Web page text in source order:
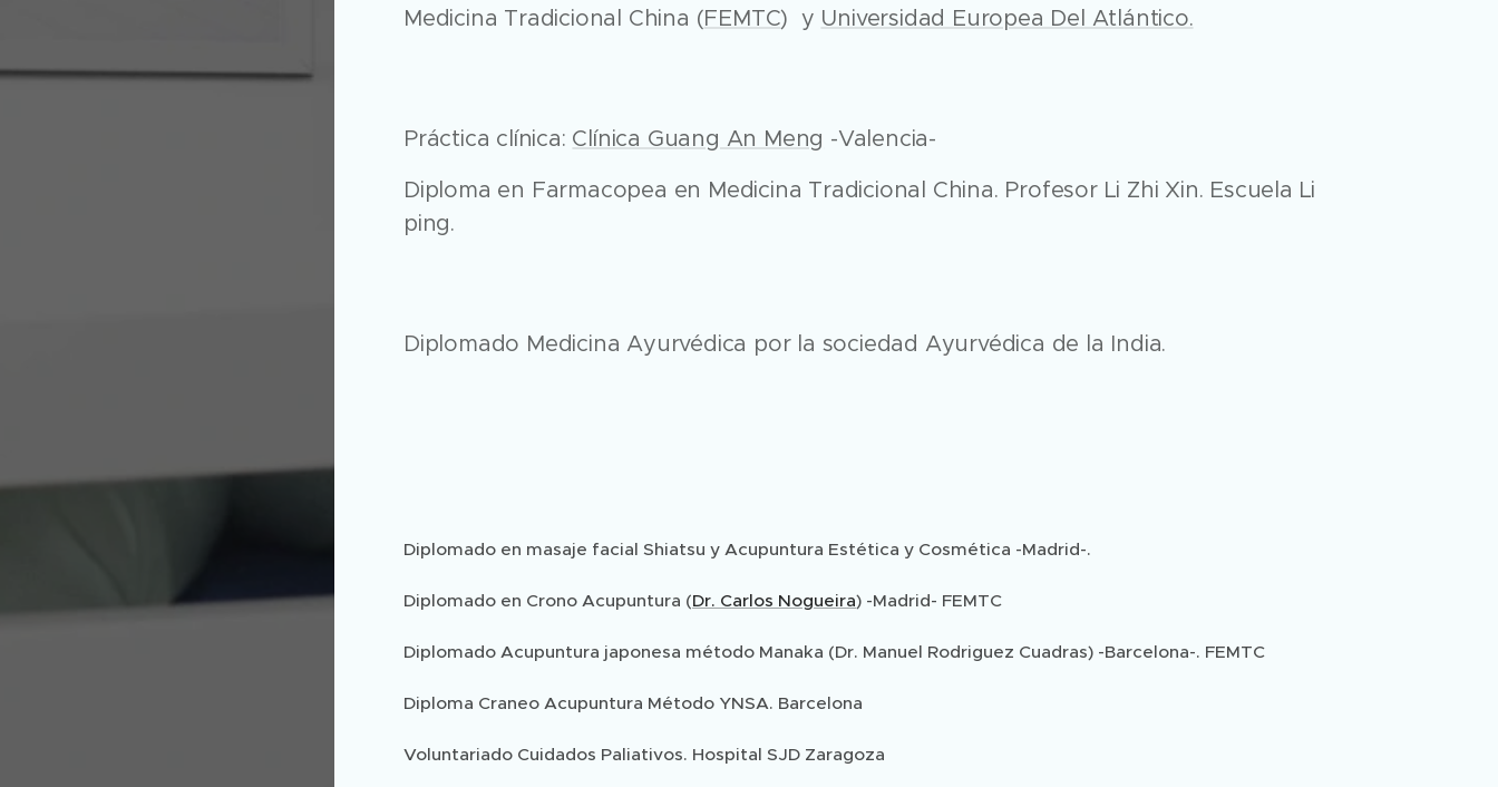
Medicina Tradicional China (FEMTC) y Universidad Europea Del Atlántico.
Práctica clínica: Clínica Guang An Meng -Valencia-
Diploma en Farmacopea en Medicina Tradicional China. Profesor Li Zhi Xin. Escuela Li
ping.
Diplomado Medicina Ayurvédica por la sociedad Ayurvédica de la India.
Diplomado en masaje facial Shiatsu y Acupuntura Estética y Cosmética -Madrid-.
Diplomado en Crono Acupuntura (Dr. Carlos Nogueira) -Madrid- FEMTC
Diplomado Acupuntura japonesa método Manaka (Dr. Manuel Rodriguez Cuadras) -Barcelona-. FEMTC
Diploma Craneo Acupuntura Método YNSA. Barcelona
Voluntariado Cuidados Paliativos. Hospital SJD Zaragoza